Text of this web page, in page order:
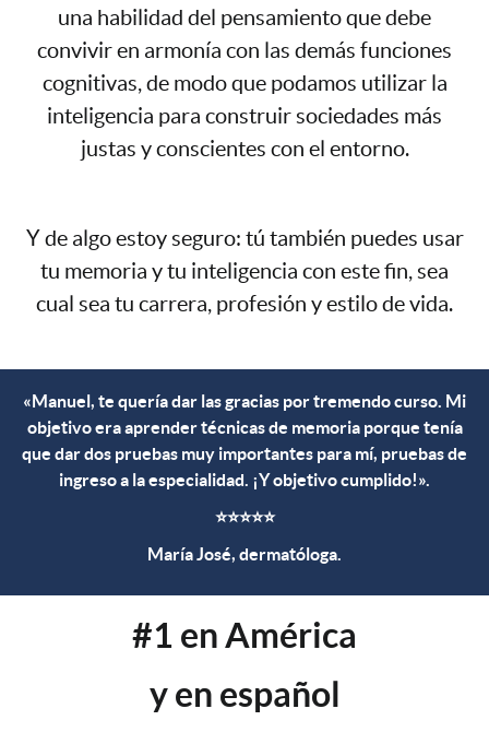
una habilidad del pensamiento que debe
convivir en armonía con las demás funciones
cognitivas, de modo que podamos utilizar la
inteligencia para construir sociedades más
justas y conscientes con el entorno.
Y de algo estoy seguro: tú también puedes usar
tu memoria y tu inteligencia con este fin, sea
cual sea tu carrera, profesión y estilo de vida.
«Manuel, te quería dar las gracias por tremendo curso. Mi
objetivo era aprender técnicas de memoria porque tenía
que dar dos pruebas muy importantes para mí, pruebas de
ingreso a la especialidad. ¡Y objetivo cumplido!».
⭐⭐⭐⭐⭐
María José, dermatóloga.
#1 en América
y en español